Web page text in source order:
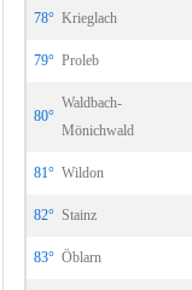
78° Krieglach
79° Proleb
80°
Waldbach-
Mönichwald
81° Wildon
82° Stainz
83° Öblarn